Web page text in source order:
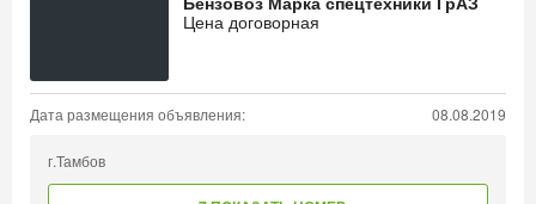
Цена договорная
Дата размещения объявления: 08.08.2019
г.Тамбов